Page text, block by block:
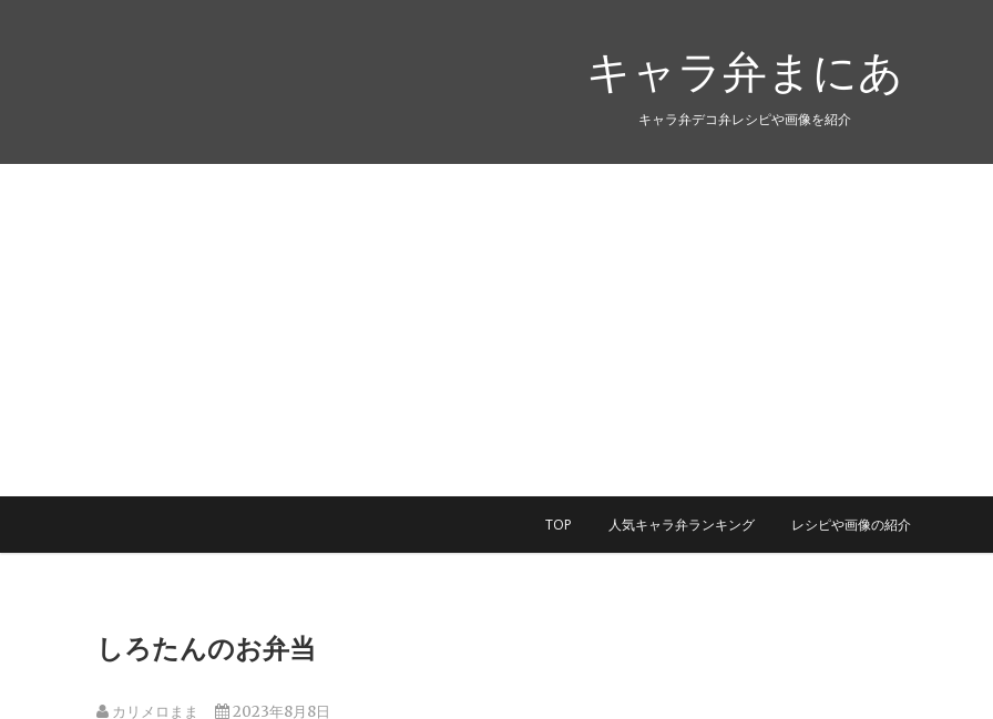
キャラ弁まにあ
キャラ弁デコ弁レシピや画像を紹介
TOP 人気キャラ弁ランキング レシピや画像の紹介
しろたんのお弁当
カリメロまま 2023年8月8日